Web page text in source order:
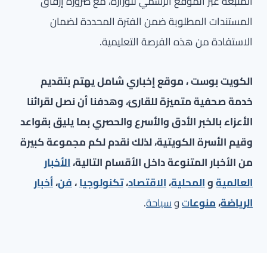
المستندات المطلوبة ضمن الفترة المحددة لضمان
الاستفادة من هذه الفرصة التعليمية.
الكويت بوست ، موقع إخباري شامل يهتم بتقديم
خدمة صحفية متميزة للقارئ، وهدفنا أن نصل لقرائنا
الأعزاء بالخبر الأدق والأسرع والحصري بما يليق بقواعد
وقيم الأسرة الكويتية، لذلك نقدم لكم مجموعة كبيرة
من الأخبار المتنوعة داخل الأقسام التالية،الأخبار
العالميةوالمحلية،الاقتصاد،تكنولوجيا،فن،أخبار
الرياضة،منوعاتوسياحة.